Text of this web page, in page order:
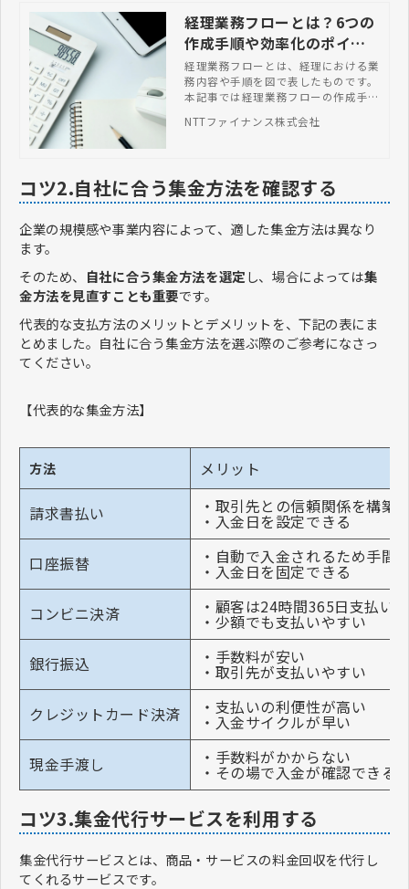
経理業務フローとは？6つの
作成手順や効率化のポイン
トも紹介
経理業務フローとは、経理における業
務内容や手順を図で表したものです。
本記事では経理業務フローの作成手順
す。
NTTファイナンス株式会社
コツ2.自社に合う集金方法を確認する
企業の規模感や事業内容によって、適した集金方法は異なり
ます。
そのため、
自社に合う集金方法を選定し、場合によっては集
金方法を見直すことも重要です。
代表的な支払方法のメリットとデメリットを、下記の表にま
とめました。自社に合う集金方法を選ぶ際のご参考になさっ
てください。
【代表的な集金方法】
方法 メリット
請求書払い ・取引先との信頼関係を構築
・入金日を設定できる
口座振替
・自動で入金されるため手間
・入金日を固定できる
コンビニ決済
・顧客は24時間365日支払い
・少額でも支払いやすい
銀行振込
・手数料が安い
・取引先が支払いやすい
クレジットカード決済
・支払いの利便性が高い
・入金サイクルが早い
現金手渡し
・手数料がかからない
・その場で入金が確認できる
コツ3.集金代行サービスを利用する
集金代行サービスとは、商品・サービスの料金回収を代行し
てくれるサービスです。